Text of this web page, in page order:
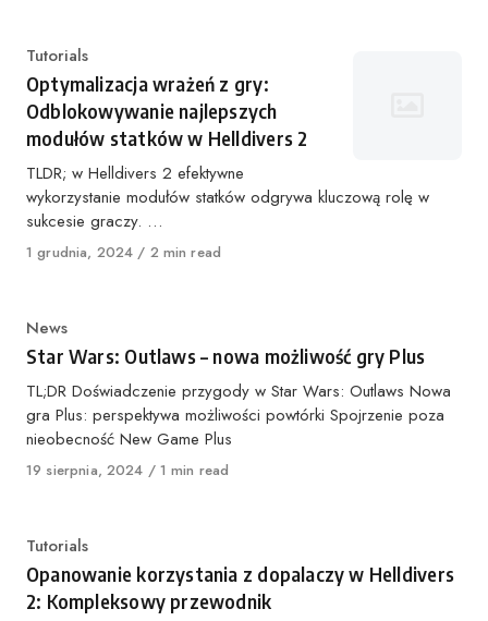
Kategoria
Tutorials
Optymalizacja wrażeń z gry:
Odblokowywanie najlepszych
modułów statków w Helldivers 2
TLDR; w Helldivers 2 efektywne
wykorzystanie modułów statków odgrywa kluczową rolę w
sukcesie graczy. …
Opublikowano
1 grudnia, 2024 2 min read
Kategoria
News
Star Wars: Outlaws – nowa możliwość gry Plus
TL;DR Doświadczenie przygody w Star Wars: Outlaws Nowa
gra Plus: perspektywa możliwości powtórki Spojrzenie poza
nieobecność New Game Plus
Opublikowano
19 sierpnia, 2024 1 min read
Kategoria
Tutorials
Opanowanie korzystania z dopalaczy w Helldivers
2: Kompleksowy przewodnik